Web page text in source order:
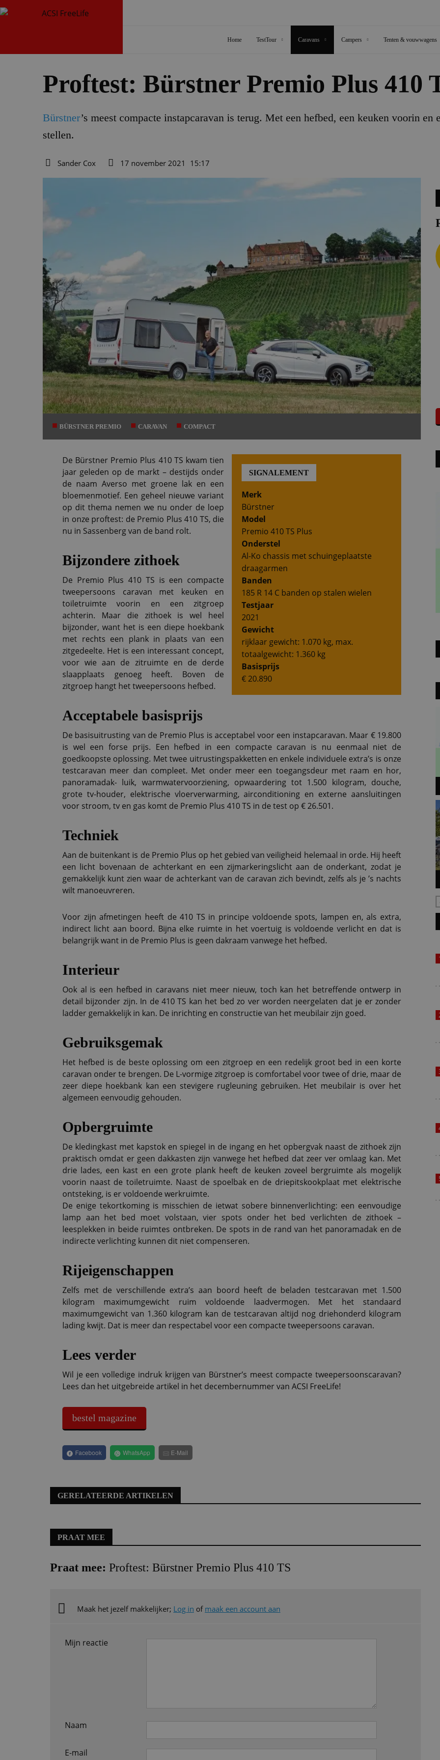
Home TestTour Caravans Campers Tenten & vouwwagens
Proftest: Bürstner Premio Plus 410
Bürstner’s meest compacte instapcaravan is terug. Met een hefbed, een keuken voorin
stellen.
Sander Cox
17 november 2021 15:17
BÜRSTNER PREMIO CARAVAN COMPACT
SIGNALEMENT
Merk
Bürstner
Model
Premio 410 TS Plus
Onderstel
Al-Ko chassis met schuingeplaatste
draagarmen
Banden
185 R 14 C banden op stalen wielen
Testjaar
2021
Gewicht
rijklaar gewicht: 1.070 kg, max.
totaalgewicht: 1.360 kg
Basisprijs
€ 20.890
De Bürstner Premio Plus 410 TS kwam tien
jaar geleden op de markt – destijds onder
de naam Averso met groene lak en een
bloemenmotief. Een geheel nieuwe variant
op dit thema nemen we nu onder de loep
in onze proftest: de Premio Plus 410 TS, die
nu in Sassenberg van de band rolt.
Bijzondere zithoek
De Premio Plus 410 TS is een compacte
tweepersoons caravan met keuken en
toiletruimte voorin en een zitgroep
achterin. Maar die zithoek is wel heel
bijzonder, want het is een diepe hoekbank
met rechts een plank in plaats van een
zitgedeelte. Het is een interessant concept,
voor wie aan de zitruimte en de derde
slaapplaats genoeg heeft. Boven de
zitgroep hangt het tweepersoons hefbed.
Acceptabele basisprijs
De basisuitrusting van de Premio Plus is acceptabel voor een instapcaravan. Maar € 19.800
is wel een forse prijs. Een hefbed in een compacte caravan is nu eenmaal niet de
goedkoopste oplossing. Met twee uitrustingspakketten en enkele individuele extra’s is onze
testcaravan meer dan compleet. Met onder meer een toegangsdeur met raam en hor,
panoramadak- luik, warmwatervoorziening, opwaardering tot 1.500 kilogram, douche,
grote tv-houder, elektrische vloerverwarming, airconditioning en externe aansluitingen
voor stroom, tv en gas komt de Premio Plus 410 TS in de test op € 26.501.
Techniek
Aan de buitenkant is de Premio Plus op het gebied van veiligheid helemaal in orde. Hij heeft
een licht bovenaan de achterkant en een zijmarkeringslicht aan de onderkant, zodat je
gemakkelijk kunt zien waar de achterkant van de caravan zich bevindt, zelfs als je ’s nachts
wilt manoeuvreren.
Voor zijn afmetingen heeft de 410 TS in principe voldoende spots, lampen en, als extra,
indirect licht aan boord. Bijna elke ruimte in het voertuig is voldoende verlicht en dat is
belangrijk want in de Premio Plus is geen dakraam vanwege het hefbed.
Interieur
Ook al is een hefbed in caravans niet meer nieuw, toch kan het betreffende ontwerp in
detail bijzonder zijn. In de 410 TS kan het bed zo ver worden neergelaten dat je er zonder
ladder gemakkelijk in kan. De inrichting en constructie van het meubilair zijn goed.
Gebruiksgemak
Het hefbed is de beste oplossing om een zitgroep en een redelijk groot bed in een korte
caravan onder te brengen. De L-vormige zitgroep is comfortabel voor twee of drie, maar de
zeer diepe hoekbank kan een stevigere rugleuning gebruiken. Het meubilair is over het
algemeen eenvoudig gehouden.
Opbergruimte
De kledingkast met kapstok en spiegel in de ingang en het opbergvak naast de zithoek zijn
praktisch omdat er geen dakkasten zijn vanwege het hefbed dat zeer ver omlaag kan. Met
drie lades, een kast en een grote plank heeft de keuken zoveel bergruimte als mogelijk
voorin naast de toiletruimte. Naast de spoelbak en de driepitskookplaat met elektrische
ontsteking, is er voldoende werkruimte.
De enige tekortkoming is misschien de ietwat sobere binnenverlichting: een eenvoudige
lamp aan het bed moet volstaan, vier spots onder het bed verlichten de zithoek –
leesplekken in beide ruimtes ontbreken. De spots in de rand van het panoramadak en de
indirecte verlichting kunnen dit niet compenseren.
Rijeigenschappen
Zelfs met de verschillende extra’s aan boord heeft de beladen testcaravan met 1.500
kilogram maximumgewicht ruim voldoende laadvermogen. Met het standaard
maximumgewicht van 1.360 kilogram kan de testcaravan altijd nog driehonderd kilogram
lading kwijt. Dat is meer dan respectabel voor een compacte tweepersoons caravan.
Lees verder
Wil je een volledige indruk krijgen van Bürstner’s meest compacte tweepersoonscaravan?
Lees dan het uitgebreide artikel in het decembernummer van ACSI FreeLife!
bestel magazine
Facebook WhatsApp E-Mail
GERELATEERDE ARTIKELEN
PRAAT MEE
Praat mee: Proftest: Bürstner Premio Plus 410 TS
Maak het jezelf makkelijker; Log in of maak een account aan
Mijn reactie
Naam
E-mail